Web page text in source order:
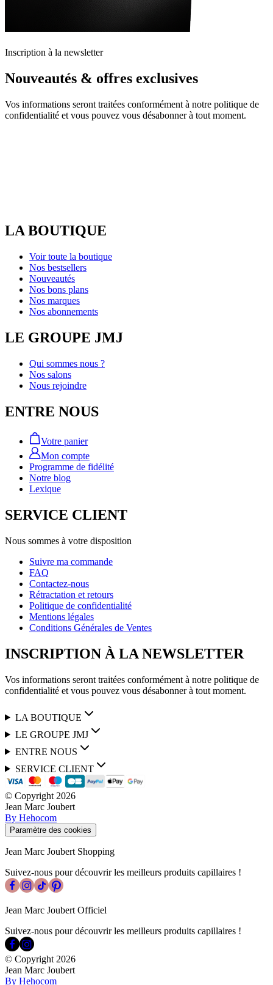
Inscription à la newsletter
Nouveautés & offres exclusives
Vos informations seront traitées conformément à notre politique de
confidentialité et vous pouvez vous désabonner à tout moment.
LA BOUTIQUE
Voir toute la boutique
Nos bestsellers
Nouveautés
Nos bons plans
Nos marques
Nos abonnements
LE GROUPE JMJ
Qui sommes nous ?
Nos salons
Nous rejoindre
ENTRE NOUS
Votre panier
Mon compte
Programme de fidélité
Notre blog
Lexique
SERVICE CLIENT
Nous sommes à votre disposition
Suivre ma commande
FAQ
Contactez-nous
Rétractation et retours
Politique de confidentialité
Mentions légales
Conditions Générales de Ventes
INSCRIPTION À LA NEWSLETTER
Vos informations seront traitées conformément à notre politique de
confidentialité et vous pouvez vous désabonner à tout moment.
LA BOUTIQUE
LE GROUPE JMJ
ENTRE NOUS
SERVICE CLIENT
© Copyright 2026
Jean Marc Joubert
By Hehocom
Paramètre des cookies
Jean Marc Joubert Shopping
Suivez-nous pour découvrir les meilleurs produits capillaires !
Jean Marc Joubert Officiel
Suivez-nous pour découvrir les meilleurs produits capillaires !
© Copyright 2026
Jean Marc Joubert
By Hehocom